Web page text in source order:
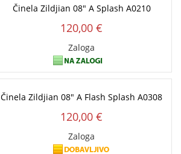
Činela Zildjian 08" A Splash A0210
120,00 €
Zaloga
Činela Zildjian 08" A Flash Splash A0308
120,00 €
Zaloga